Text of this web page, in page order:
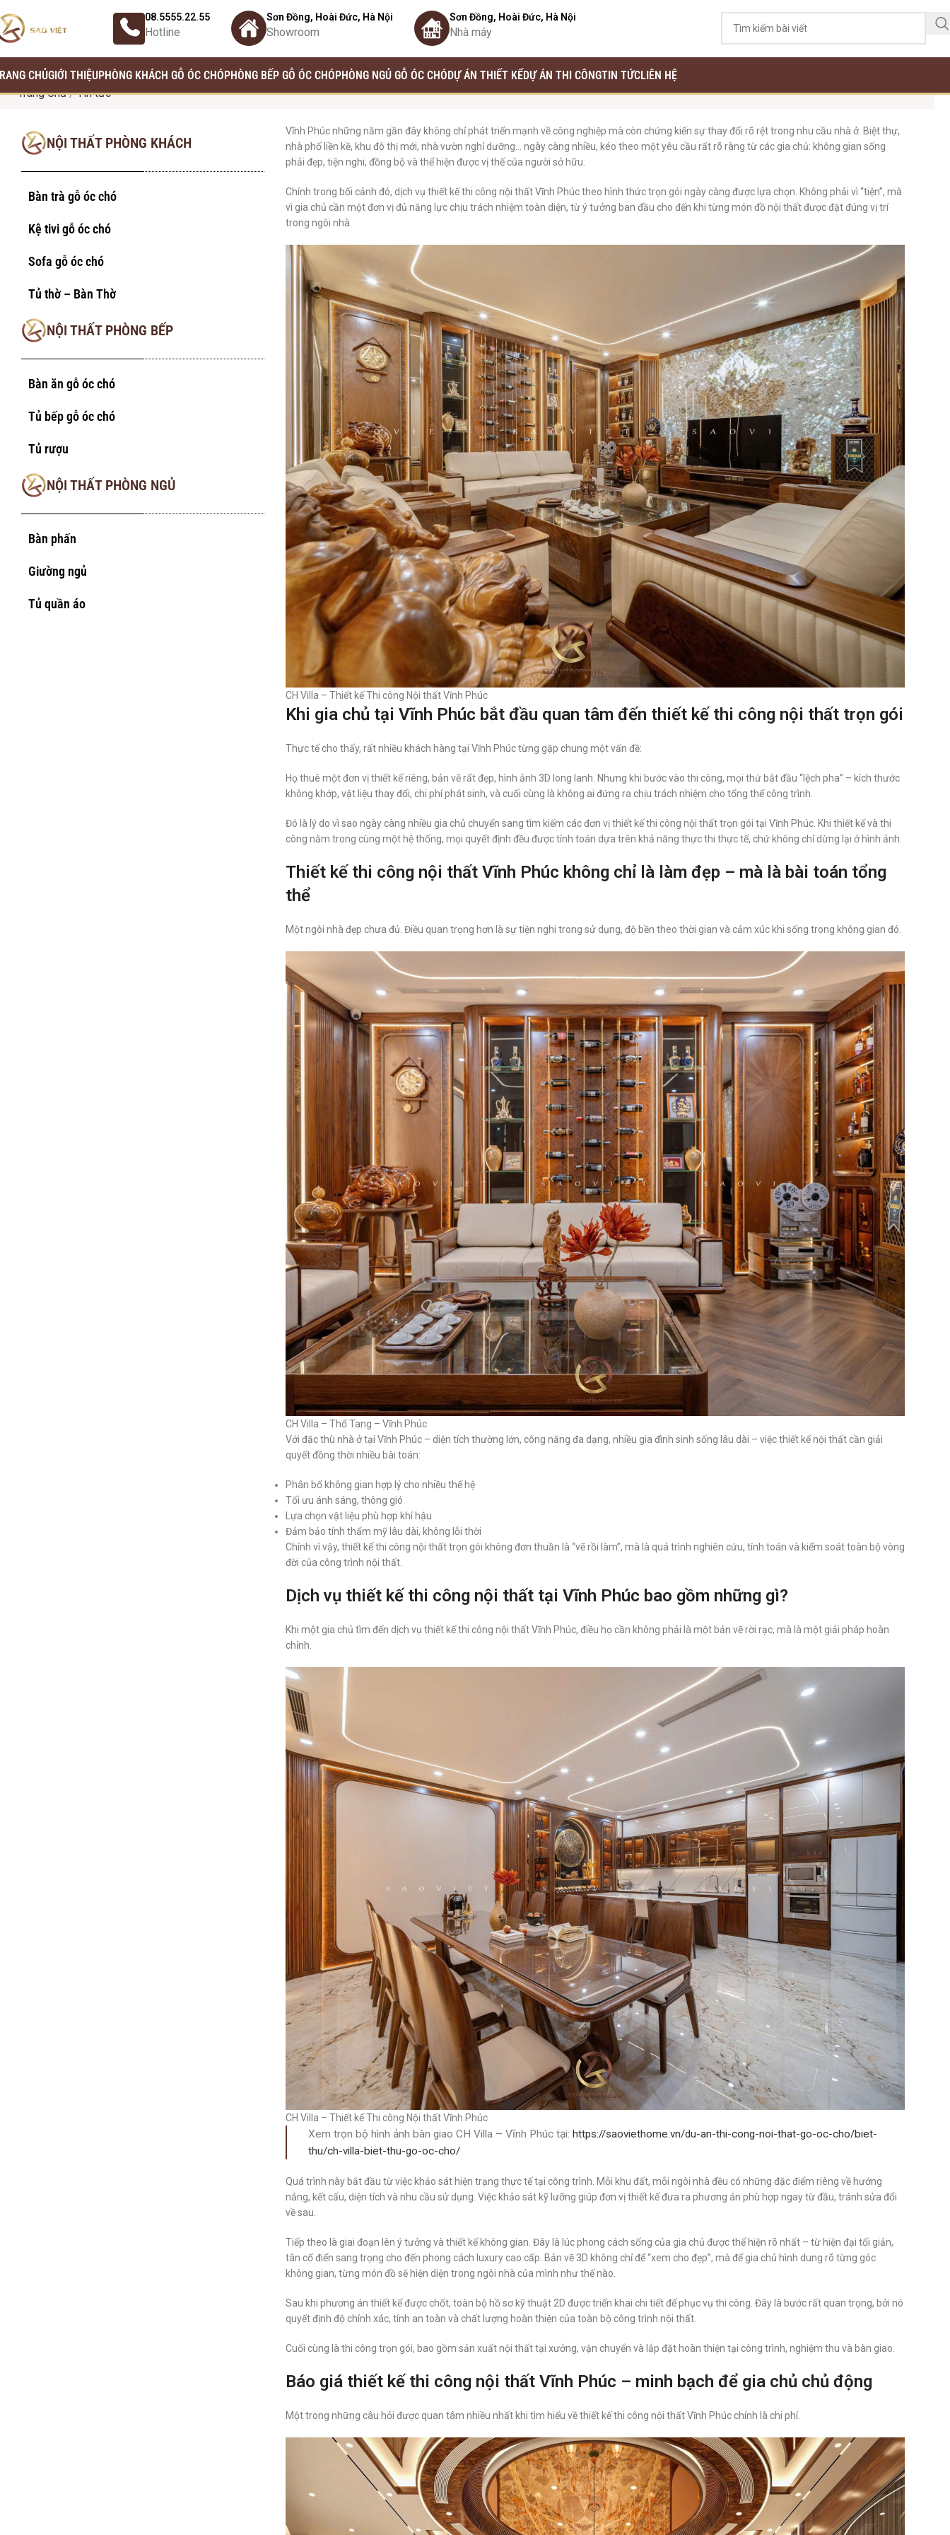
08.5555.22.55
Hotline
Sơn Đồng, Hoài Đức, Hà Nội
Showroom
Sơn Đồng, Hoài Đức, Hà Nội
Nhà máy
CHỦGIỚI THIỆUPHÒNG KHÁCH GỖ ÓC CHÓPHÒNG BẾP GỖ ÓC CHÓPHÒNG NGỦ GỖ ÓC CHÓDỰ ÁN THIẾT KẾDỰ ÁN THI CÔNGTIN TỨCLIÊN HỆ
Trang Chủ/Tin tức
NỘI THẤT PHÒNG KHÁCH
Bàn trà gỗ óc chó
Kệ tivi gỗ óc chó
Sofa gỗ óc chó
Tủ thờ – Bàn Thờ
NỘI THẤT PHÒNG BẾP
Bàn ăn gỗ óc chó
Tủ bếp gỗ óc chó
Tủ rượu
NỘI THẤT PHÒNG NGỦ
Bàn phấn
Giường ngủ
Tủ quần áo
Vĩnh Phúc những năm gần đây không chỉ phát triển mạnh về công nghiệp mà còn chứng kiến sự thay đổi rõ rệt trong nhu cầu nhà ở. Biệt thự,
nhà phố liền kề, khu đô thị mới, nhà vườn nghỉ dưỡng… ngày càng nhiều, kéo theo một yêu cầu rất rõ ràng từ các gia chủ: không gian sống
phải đẹp, tiện nghi, đồng bộ và thể hiện được vị thế của người sở hữu.
Chính trong bối cảnh đó, dịch vụ thiết kế thi công nội thất Vĩnh Phúc theo hình thức trọn gói ngày càng được lựa chọn. Không phải vì “tiện”, mà
vì gia chủ cần một đơn vị đủ năng lực chịu trách nhiệm toàn diện, từ ý tưởng ban đầu cho đến khi từng món đồ nội thất được đặt đúng vị trí
trong ngôi nhà.
CH Villa – Thiết kế Thi công Nội thất Vĩnh Phúc
Khi gia chủ tại Vĩnh Phúc bắt đầu quan tâm đến thiết kế thi công nội thất trọn gói
Thực tế cho thấy, rất nhiều khách hàng tại Vĩnh Phúc từng gặp chung một vấn đề:
Họ thuê một đơn vị thiết kế riêng, bản vẽ rất đẹp, hình ảnh 3D long lanh. Nhưng khi bước vào thi công, mọi thứ bắt đầu “lệch pha” – kích thước
không khớp, vật liệu thay đổi, chi phí phát sinh, và cuối cùng là không ai đứng ra chịu trách nhiệm cho tổng thể công trình.
Đó là lý do vì sao ngày càng nhiều gia chủ chuyển sang tìm kiếm các đơn vị thiết kế thi công nội thất trọn gói tại Vĩnh Phúc. Khi thiết kế và thi
công nằm trong cùng một hệ thống, mọi quyết định đều được tính toán dựa trên khả năng thực thi thực tế, chứ không chỉ dừng lại ở hình ảnh.
Thiết kế thi công nội thất Vĩnh Phúc không chỉ là làm đẹp – mà là bài toán tổng
thể
Một ngôi nhà đẹp chưa đủ. Điều quan trọng hơn là sự tiện nghi trong sử dụng, độ bền theo thời gian và cảm xúc khi sống trong không gian đó.
CH Villa – Thổ Tang – Vĩnh Phúc
Với đặc thù nhà ở tại Vĩnh Phúc – diện tích thường lớn, công năng đa dạng, nhiều gia đình sinh sống lâu dài – việc thiết kế nội thất cần giải
quyết đồng thời nhiều bài toán:
Phân bổ không gian hợp lý cho nhiều thế hệ
Tối ưu ánh sáng, thông gió
Lựa chọn vật liệu phù hợp khí hậu
Đảm bảo tính thẩm mỹ lâu dài, không lỗi thời
Chính vì vậy, thiết kế thi công nội thất trọn gói không đơn thuần là “vẽ rồi làm”, mà là quá trình nghiên cứu, tính toán và kiểm soát toàn bộ vòng
đời của công trình nội thất.
Dịch vụ thiết kế thi công nội thất tại Vĩnh Phúc bao gồm những gì?
Khi một gia chủ tìm đến dịch vụ thiết kế thi công nội thất Vĩnh Phúc, điều họ cần không phải là một bản vẽ rời rạc, mà là một giải pháp hoàn
chỉnh.
CH Villa – Thiết kế Thi công Nội thất Vĩnh Phúc
Xem trọn bộ hình ảnh bàn giao CH Villa – Vĩnh Phúc tại: https://saoviethome.vn/du-an-thi-cong-noi-that-go-oc-cho/biet-
thu/ch-villa-biet-thu-go-oc-cho/
Quá trình này bắt đầu từ việc khảo sát hiện trạng thực tế tại công trình. Mỗi khu đất, mỗi ngôi nhà đều có những đặc điểm riêng về hướng
nắng, kết cấu, diện tích và nhu cầu sử dụng. Việc khảo sát kỹ lưỡng giúp đơn vị thiết kế đưa ra phương án phù hợp ngay từ đầu, tránh sửa đổi
về sau.
Tiếp theo là giai đoạn lên ý tưởng và thiết kế không gian. Đây là lúc phong cách sống của gia chủ được thể hiện rõ nhất – từ hiện đại tối giản,
tân cổ điển sang trọng cho đến phong cách luxury cao cấp. Bản vẽ 3D không chỉ để “xem cho đẹp”, mà để gia chủ hình dung rõ từng góc
không gian, từng món đồ sẽ hiện diện trong ngôi nhà của mình như thế nào.
Sau khi phương án thiết kế được chốt, toàn bộ hồ sơ kỹ thuật 2D được triển khai chi tiết để phục vụ thi công. Đây là bước rất quan trọng, bởi nó
quyết định độ chính xác, tính an toàn và chất lượng hoàn thiện của toàn bộ công trình nội thất.
Cuối cùng là thi công trọn gói, bao gồm sản xuất nội thất tại xưởng, vận chuyển và lắp đặt hoàn thiện tại công trình, nghiệm thu và bàn giao.
Báo giá thiết kế thi công nội thất Vĩnh Phúc – minh bạch để gia chủ chủ động
Một trong những câu hỏi được quan tâm nhiều nhất khi tìm hiểu về thiết kế thi công nội thất Vĩnh Phúc chính là chi phí.